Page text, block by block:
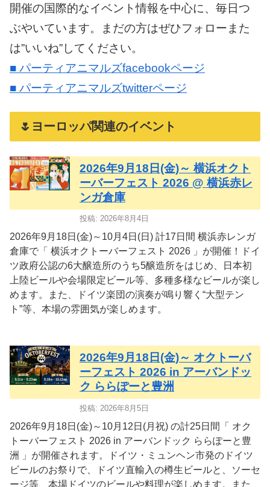
開催の国際的なイベント情報を中心に、毎日つ
ぶやいています。まだの方はぜひフォローまた
は”いいね”してください。
■ パーティアニマルズfacebookページ
■ パーティアニマルズtwitterページ
🌷ヨーロッパ関連のイベント
2026年9月18日(金)～ 横浜オクト
ーバーフェスト 2026 @ 横浜赤レ
ンガ倉庫
投稿: 2026年8月4日
2026年9月18日(金)～10月4日(日) 計17日間 横浜赤レンガ
倉庫で「 横浜オクトーバーフェスト 2026 」が開催！ドイ
ツ政府公認の6大醸造所のうち5醸造所をはじめ、日本初
上陸ビールや会場限定ビール等、多種多様なビールが楽し
めます。また、ドイツ楽団の演奏が鳴り響く“⼤型テン
ト”等、本場の雰囲気が楽しめます。
2026年9月18日(金)～ オクトーバ
ーフェスト 2026 in アーバンドッ
ク ららぽーと豊洲
投稿: 2026年8月5日
2026年9月18日(金)～10月12日(月祝) の計25日間「 オク
トーバーフェスト 2026 in アーバンドック ららぽーと豊
洲 」が開催されます。ドイツ・ミュンヘン市発のドイツ
ビールのお祭りで、ドイツ直輸入の樽生ビールと、ソーセ
ージ等、本場ドイツのビールや料理が楽しめます。また、